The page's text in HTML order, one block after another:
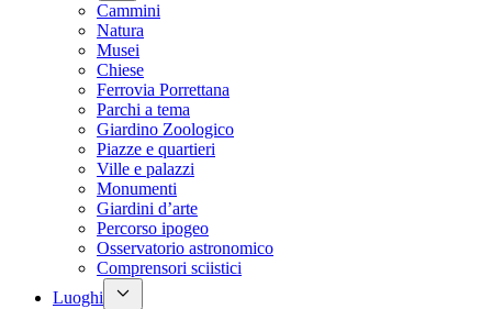
Cammini
Natura
Musei
Chiese
Ferrovia Porrettana
Parchi a tema
Giardino Zoologico
Piazze e quartieri
Ville e palazzi
Monumenti
Giardini d’arte
Percorso ipogeo
Osservatorio astronomico
Comprensori sciistici
Luoghi